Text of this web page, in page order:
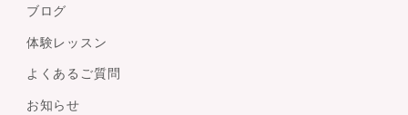
ブログ
体験レッスン
よくあるご質問
お知らせ